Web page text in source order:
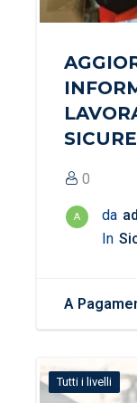
0
A da
In
A
Tutti i livelli